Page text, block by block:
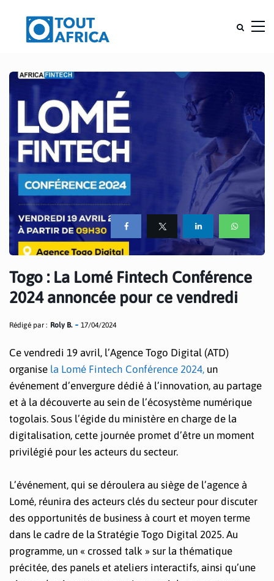
Togo : La Lomé Fintech Conférence
2024 annoncée pour ce vendredi
Rédigé par : Roly B. 17/04/2024
Ce vendredi 19 avril, l’Agence Togo Digital (ATD)
organise la Lomé Fintech Conférence 2024, un
événement d’envergure dédié à l’innovation, au partage
et à la découverte au sein de l’écosystème numérique
togolais. Sous l’égide du ministère en charge de la
digitalisation, cette journée promet d’être un moment
privilégié pour les acteurs du secteur.
L’événement, qui se déroulera au siège de l’agence à
Lomé, réunira des acteurs clés du secteur pour discuter
des opportunités de business à court et moyen terme
dans le cadre de la Stratégie Togo Digital 2025. Au
programme, un « crossed talk » sur la thématique
précitée, des panels et ateliers interactifs, ainsi qu’une